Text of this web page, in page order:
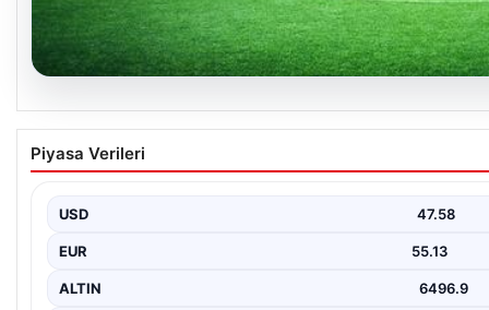
05.08.2026
Shamrock Rovers ile Egnatia
İrlanda temsilcisi Shamrock Rovers, Avrupa kupaları
Piyasa Verileri
USD 47.58
EUR 55.13
ALTIN 6496.9